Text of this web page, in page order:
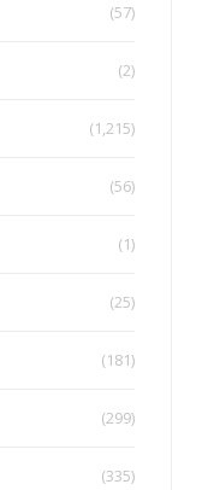
(57)
(2)
(1,215)
(56)
(1)
(25)
(181)
(299)
(335)